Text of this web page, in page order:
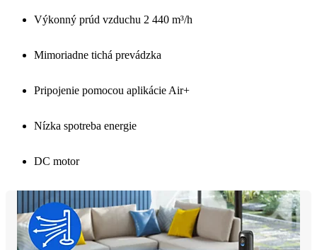
Výkonný prúd vzduchu 2 440 m³/h
Mimoriadne tichá prevádzka
Pripojenie pomocou aplikácie Air+
Nízka spotreba energie
DC motor